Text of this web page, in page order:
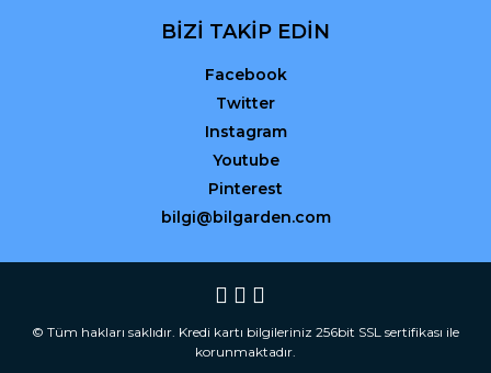
BİZİ TAKİP EDİN
Facebook
Twitter
Instagram
Youtube
Pinterest
bilgi@bilgarden.com
© Tüm hakları saklıdır. Kredi kartı bilgileriniz 256bit SSL sertifikası ile
korunmaktadır.